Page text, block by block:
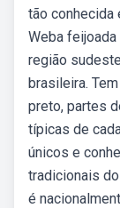
tão conhecida
Weba
região
brasileira.
preto, partes
típicas de
únicos e
tradicionais
é